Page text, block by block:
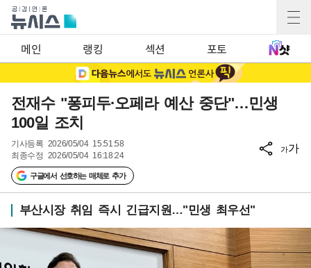
메인 랭킹 섹션 포토
전재수 "퐁피두·오페라 예산 중단"…민생
100일 조치
기사등록 2026/05/04 15:51:58
최종수정 2026/05/04 16:18:24
구글에서 선호하는 매체로 추가
가가
부산시장 취임 즉시 긴급지원…"민생 최우선"